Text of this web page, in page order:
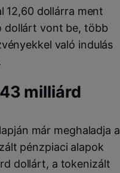
12,60 dollárra ment
dollárt vont be, több
való indulás
milliárd
már meghaladja a
pénzpiaci alapok
dollárt, a tokenizált